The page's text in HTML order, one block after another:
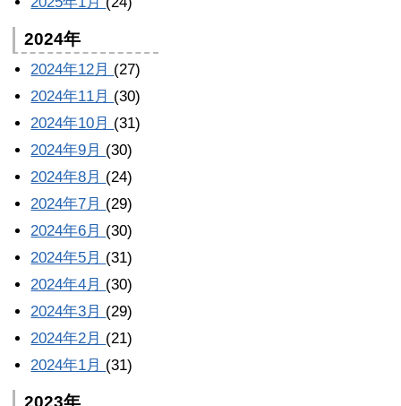
2024年
2024年12月 (27)
2024年11月 (30)
2024年10月 (31)
2024年9月 (30)
2024年8月 (24)
2024年7月 (29)
2024年6月 (30)
2024年5月 (31)
2024年4月 (30)
2024年3月 (29)
2024年2月 (21)
2024年1月 (31)
2023年